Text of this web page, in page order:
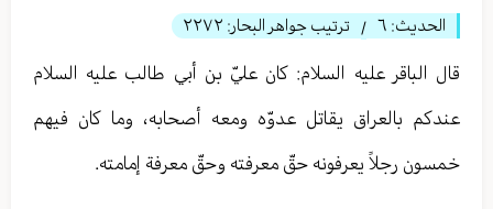
الحديث: ٦ / ترتيب جواهر البحار: ٢٢٧٢
قال الباقر عليه السلام: كان عليّ بن أبي طالب عليه السلام
عندكم بالعراق يقاتل عدوّه ومعه أصحابه، وما كان فيهم
خمسون رجلاً يعرفونه حقّ معرفته وحقّ معرفة إمامته.